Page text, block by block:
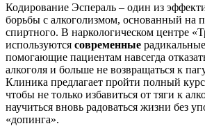
Кодирование Эспераль – один из
борьбы с алкоголизмом, основанный на
спиртного. В наркологическом центре
используются современные
помогающие пациентам навсегда
алкоголя и больше не возвращаться к
Клиника предлагает пройти полный
чтобы не только избавиться от тяги к
научиться вновь радоваться жизни без
«допинга».